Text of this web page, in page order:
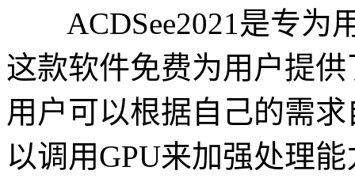
ACDSee2021是专为
这款软件免费为用户提
用户可以根据自己的需
以调用GPU来加强处理